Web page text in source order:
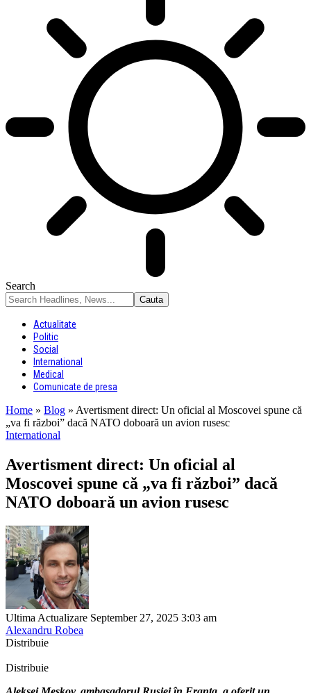
Search
Actualitate
Politic
Social
International
Medical
Comunicate de presa
Home » Blog » Avertisment direct: Un oficial al Moscovei spune că
„va fi război” dacă NATO doboară un avion rusesc
International
Avertisment direct: Un oficial al
Moscovei spune că „va fi război” dacă
NATO doboară un avion rusesc
Ultima Actualizare September 27, 2025 3:03 am
Alexandru Robea
Distribuie
Distribuie